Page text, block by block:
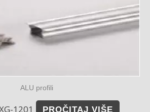
ALU profili
1201 PROČITAJ VIŠE